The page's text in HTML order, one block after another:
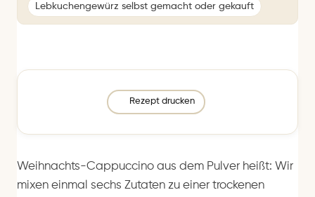
Lebkuchengewürz selbst gemacht oder gekauft
Rezept drucken
Weihnachts-Cappuccino aus dem Pulver heißt: Wir
mixen einmal sechs Zutaten zu einer trockenen